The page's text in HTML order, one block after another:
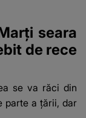
seara
de rece
se va răci din
parte a țării, dar